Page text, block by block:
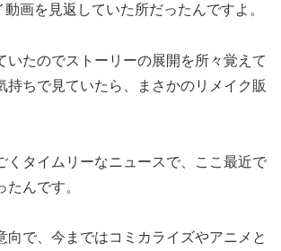
画を見返していた所だったんですよ。
いたのでストーリーの展開を所々覚えて
持ちで見ていたら、まさかのリメイク販
くタイムリーなニュースで、ここ最近で
んです。
向で、今まではコミカライズやアニメと